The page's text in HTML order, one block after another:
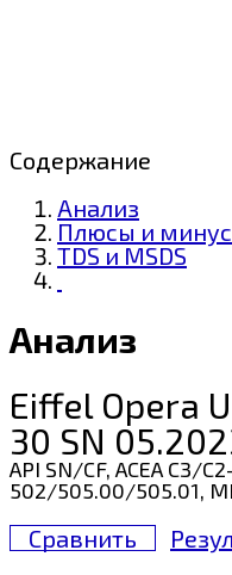
Содержание
Анализ
Плюсы и
TDS и MSDS
Анализ
Eiffel Opera
30 SN
API SN/CF, ACEA C3/
502/505.00/505.01,
Сравнить